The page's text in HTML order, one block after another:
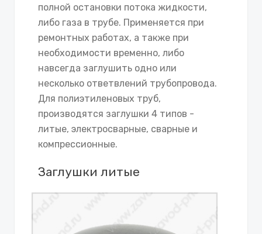
полной остановки потока жидкости,
либо газа в трубе. Применяется при
ремонтных работах, а также при
необходимости временно, либо
навсегда заглушить одно или
несколько ответвлений трубопровода.
Для полиэтиленовых труб,
производятся заглушки 4 типов -
литые, электросварные, сварные и
компрессионные.
Заглушки литые